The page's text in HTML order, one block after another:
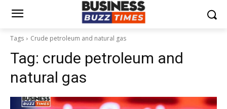
Tags Crude petroleum and natural gas
Tag: crude petroleum and
natural gas